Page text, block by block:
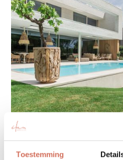
Toestemming
REGIO